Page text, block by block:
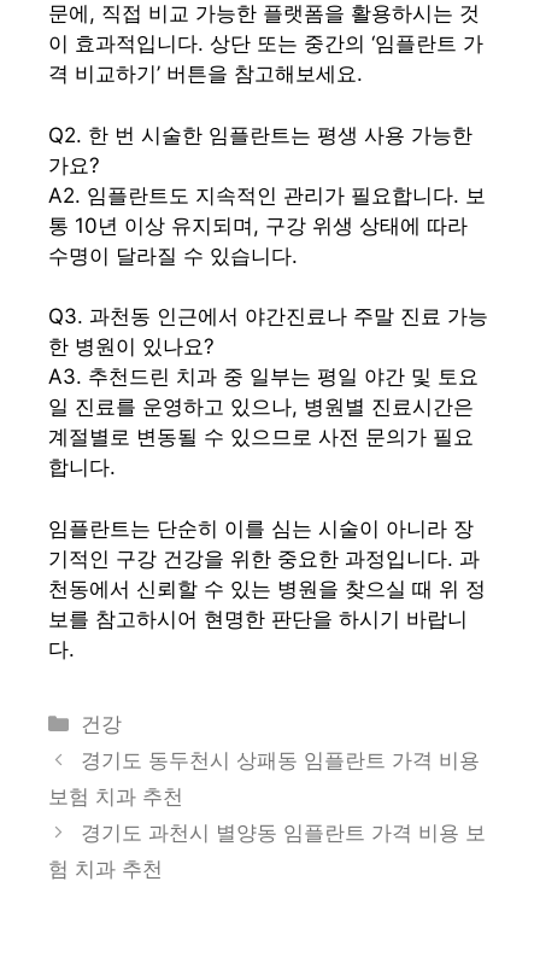
문에, 직접 비교 가능한 플랫폼을 활용하시는 것
이 효과적입니다. 상단 또는 중간의 ‘임플란트 가
격 비교하기’ 버튼을 참고해보세요.
Q2. 한 번 시술한 임플란트는 평생 사용 가능한
가요?
A2. 임플란트도 지속적인 관리가 필요합니다. 보
통 10년 이상 유지되며, 구강 위생 상태에 따라
수명이 달라질 수 있습니다.
Q3. 과천동 인근에서 야간진료나 주말 진료 가능
한 병원이 있나요?
A3. 추천드린 치과 중 일부는 평일 야간 및 토요
일 진료를 운영하고 있으나, 병원별 진료시간은
계절별로 변동될 수 있으므로 사전 문의가 필요
합니다.
임플란트는 단순히 이를 심는 시술이 아니라 장
기적인 구강 건강을 위한 중요한 과정입니다. 과
천동에서 신뢰할 수 있는 병원을 찾으실 때 위 정
보를 참고하시어 현명한 판단을 하시기 바랍니
다.
카
테
고
리
건강
경기도 동두천시 상패동 임플란트 가격 비용
보험 치과 추천
경기도 과천시 별양동 임플란트 가격 비용 보
험 치과 추천